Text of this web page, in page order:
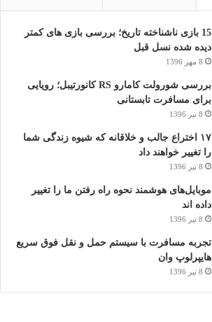
15 بازی ناشناخته تاریخ؛ بررسی بازی های کمتر
دیده شده نسل قبل
8 مهر 1396
بررسی شورولت کامارو RS کانورتیبل؛ رویایی
برای مسافرت تابستانی
8 تیر 1396
۱۷ اختراع جالب و خلاقانه که شیوه زندگی شما
را تغییر خواهند داد
8 تیر 1396
موبایل‌های هوشمند نحوه راه رفتن ما را تغییر
داده اند
8 تیر 1396
تجربه مسافرت با سیستم حمل و نقل فوق سریع
هایپرلوپ وان
8 تیر 1396